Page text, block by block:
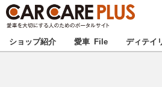
★カーケアプラス認定★ 厳選プロ
ショップ紹介 愛車 File ディテイ